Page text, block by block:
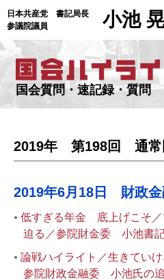
日本共産党 書記局長
参議院議員
小池
国会質問・速記録・質問
2019年 第198回 通常
2019年6月18日 財政金
低すぎる年金 底上げこそ／
迫る／参院財金委 小池書
論戦ハイライト／生きてい
参院財政金融委 小池氏の